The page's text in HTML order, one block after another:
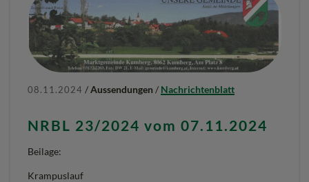
08.11.2024 /Aussendungen / Nachrichtenblatt
NRBL 23/2024 vom 07.11.2024
Beilage:
Krampuslauf